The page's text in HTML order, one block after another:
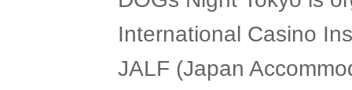
International Casino
JALF (Japan